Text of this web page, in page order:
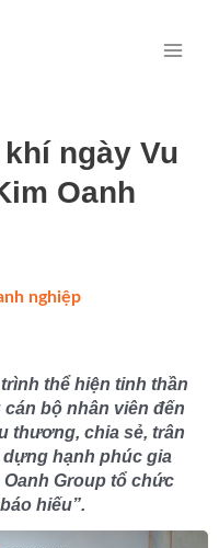
ngày Vu
Oanh
nghiệp
thể hiện tinh thần
bộ nhân viên đến
thương, chia sẻ, trân
hạnh phúc gia
Group tổ chức
hiếu”.